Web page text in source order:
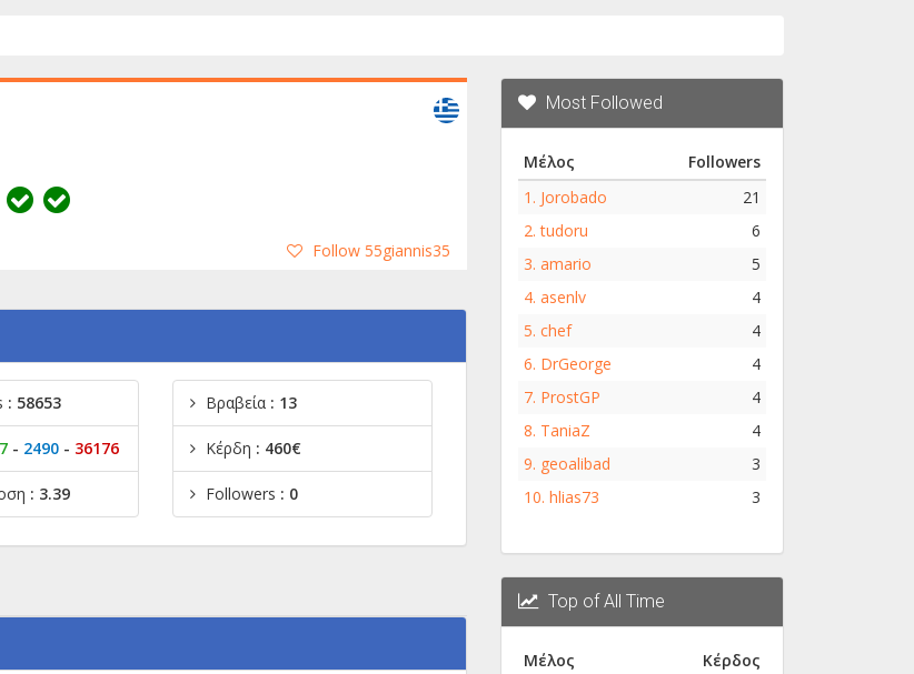
Greece
Follow 55giannis35
: 58653
- 2490 - 36176
: 3.39
Βραβεία : 13
Κέρδη : 460€
Followers : 0
Most Followed
Μέλος
Followers
1. Jorobado
21
2.tudoru
6
3. amario
5
4. asenlv
4
5. chef
4
6. DrGeorge
4
7. ProstGP
4
8. TaniaZ
4
9. geoalibad
3
10. hlias73 3
Top of All Time
Μέλος
Κέρδος